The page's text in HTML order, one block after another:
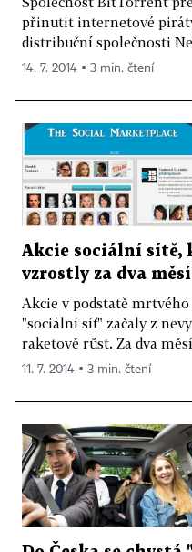
přinutit internetové
distribuční společnosti
14. 7. 2014 ▪ 3 min. čtení
Akcie sociální sítě,
vzrostly za dva
Akcie v podstatě
"sociální síť" začaly z
raketově růst. Za dva
11. 7. 2014 ▪ 3 min. čtení